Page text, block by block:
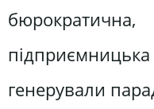
генерували